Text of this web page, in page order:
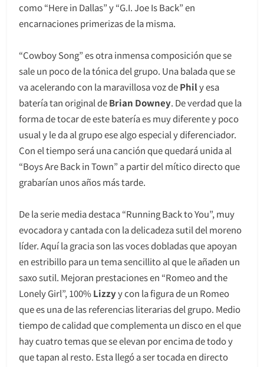
como “Here in Dallas” y “G.I. Joe Is Back” en
encarnaciones primerizas de la misma.
“Cowboy Song” es otra inmensa composición que se
sale un poco de la tónica del grupo. Una balada que se
va acelerando con la maravillosa voz dePhily esa
batería tan original deBrian Downey. De verdad que la
forma de tocar de este batería es muy diferente y poco
usual y le da al grupo ese algo especial y diferenciador.
Con el tiempo será una canción que quedará unida al
“Boys Are Back in Town” a partir del mítico directo que
grabarían unos años más tarde.
De la serie media destaca “Running Back to You”, muy
evocadora y cantada con la delicadeza sutil del moreno
líder. Aquí la gracia son las voces dobladas que apoyan
en estribillo para un tema sencillito al que le añaden un
saxo sutil. Mejoran prestaciones en “Romeo and the
Lonely Girl”, 100%Lizzyy con la figura de un Romeo
que es una de las referencias literarias del grupo. Medio
tiempo de calidad que complementa un disco en el que
hay cuatro temas que se elevan por encima de todo y
que tapan al resto. Esta llegó a ser tocada en directo